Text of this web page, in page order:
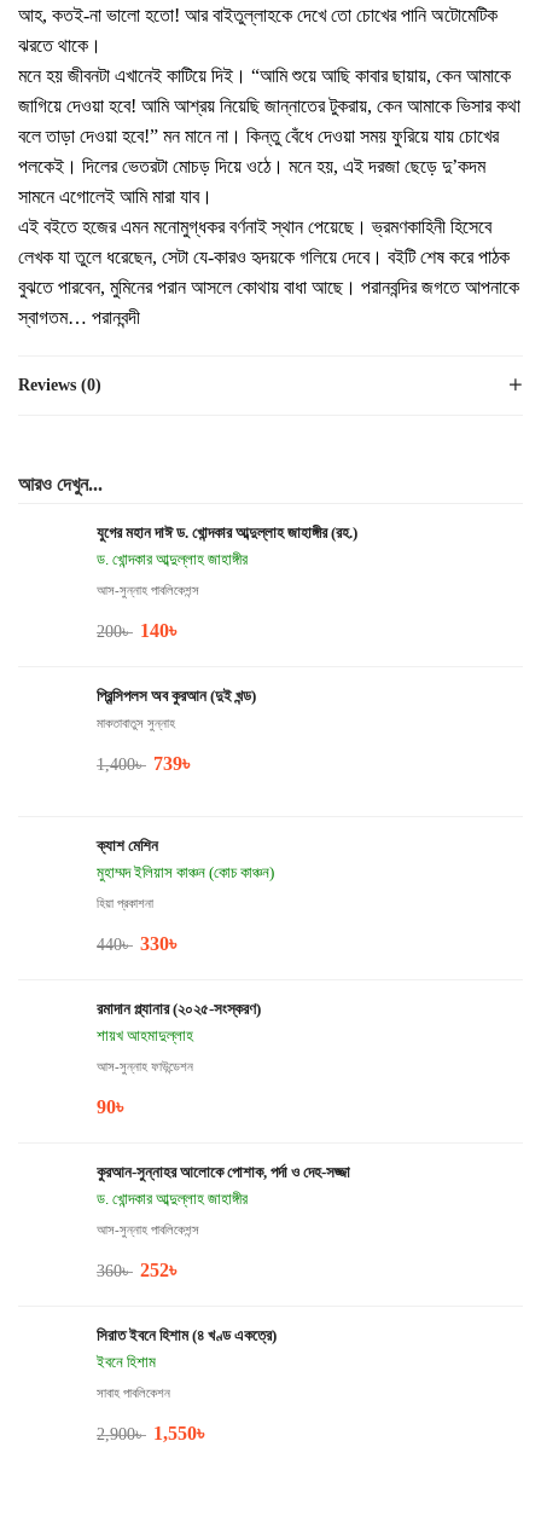
আহ, কতই-না ভালো হতো! আর বাইতুল্লাহকে দেখে তো চোখের পানি অটোমেটিক
ঝরতে থাকে।
মনে হয় জীবনটা এখানেই কাটিয়ে দিই। “আমি শুয়ে আছি কাবার ছায়ায়, কেন আমাকে
জাগিয়ে দেওয়া হবে! আমি আশ্রয় নিয়েছি জান্নাতের টুকরায়, কেন আমাকে ভিসার কথা
বলে তাড়া দেওয়া হবে!” মন মানে না। কিন্তু বেঁধে দেওয়া সময় ফুরিয়ে যায় চোখের
পলকেই। দিলের ভেতরটা মোচড় দিয়ে ওঠে। মনে হয়, এই দরজা ছেড়ে দু’কদম
সামনে এগোলেই আমি মারা যাব।
এই বইতে হজের এমন মনোমুগ্ধকর বর্ণনাই স্থান পেয়েছে। ভ্রমণকাহিনী হিসেবে
লেখক যা তুলে ধরেছেন, সেটা যে-কারও হৃদয়কে গলিয়ে দেবে। বইটি শেষ করে পাঠক
বুঝতে পারবেন, মুমিনের পরান আসলে কোথায় বাধা আছে। পরানবন্দির জগতে আপনাকে
স্বাগতম… পরানবন্দী
Reviews (0)
আরও দেখুন...
যুগের মহান দাঈ ড. খোন্দকার আব্দুল্লাহ জাহাঙ্গীর (রহ.)
ড. খোন্দকার আব্দুল্লাহ জাহাঙ্গীর
আস-সুন্নাহ পাবলিকেশন্স
200৳ 140৳
প্রিন্সিপলস অব কুরআন (দুই খন্ড)
মাকতাবাতুস সুন্নাহ
1,400৳ 739৳
ক্যাশ মেশিন
মুহাম্মদ ইলিয়াস কাঞ্চন (কোচ কাঞ্চন)
হিয়া প্রকাশনা
440৳ 330৳
রমাদান প্ল্যানার (২০২৫-সংস্করণ)
শায়খ আহমাদুল্লাহ
আস-সুন্নাহ ফাউন্ডেশন
90৳
কুরআন-সুন্নাহর আলোকে পোশাক, পর্দা ও দেহ-সজ্জা
ড. খোন্দকার আব্দুল্লাহ জাহাঙ্গীর
আস-সুন্নাহ পাবলিকেশন্স
360৳ 252৳
সিরাত ইবনে হিশাম (৪ খণ্ড একত্রে)
ইবনে হিশাম
সাবাহ পাবলিকেশন
2,900৳ 1,550৳